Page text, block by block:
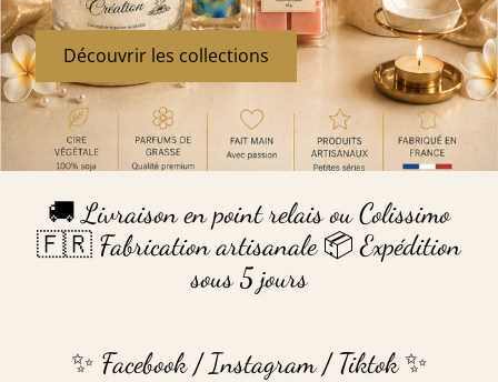
Découvrir les collections
🚚 Livraison en point relais ou Colissimo
🇫🇷 Fabrication artisanale 📦 Expédition
sous 5 jours
✨ Facebook / Instagram / Tiktok ✨